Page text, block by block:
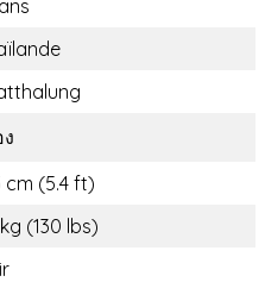
cm (5.4 ft)
(130 lbs)